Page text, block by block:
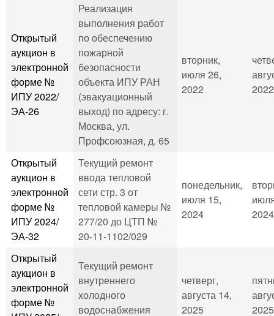
Открытый
аукцион в
электронной
форме №
ИПУ 2022/
ЭА-26
Реализация
выполнения работ
по обеспечению
пожарной
безопасности
объекта ИПУ РАН
(эвакуационный
выход) по адресу: г.
Москва, ул.
Профсоюзная, д. 65
вторник,
июля 26,
2022
Открытый
аукцион в
электронной
форме №
ИПУ 2024/
ЭА-32
Текущий ремонт
ввода тепловой
сети стр. 3 от
тепловой камеры №
277/20 до ЦТП №
20-11-1102/029
понедельник,
июля 15,
2024
Открытый
аукцион в
электронной
форме №
Текущий ремонт
внутреннего
холодного
водоснабжения
четверг,
августа 14,
2025